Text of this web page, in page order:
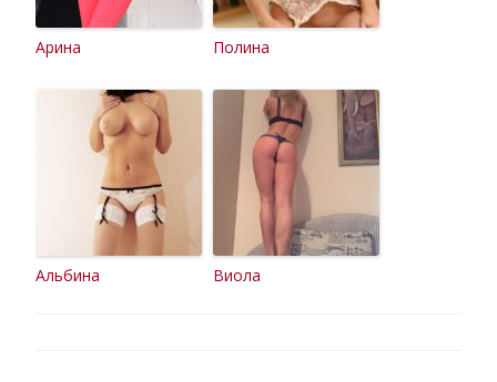
Арина Полина
Альбина Виола